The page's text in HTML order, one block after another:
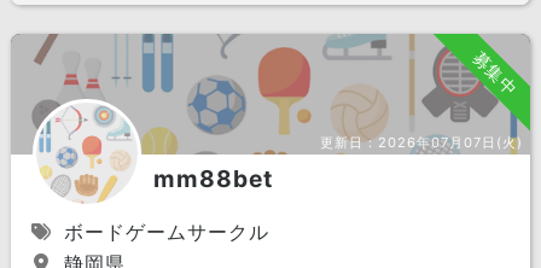
募集中
更新日： 2026年07月07日(火)
mm88bet
ボードゲームサークル
静岡県